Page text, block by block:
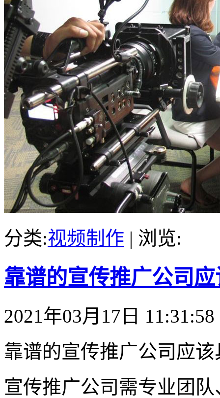
分类:视频制作 | 浏览:
靠谱的宣传推广公司
2021年03月17日 11:31:58
靠谱的宣传推广公司应
宣传推广公司需专业团